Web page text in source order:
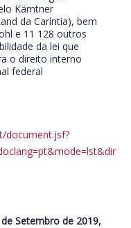
Kärntner
da Caríntia), bem
e 11 128 outros
da lei que
o direito interno
federal
document.jsf?
Setembro de 2019,